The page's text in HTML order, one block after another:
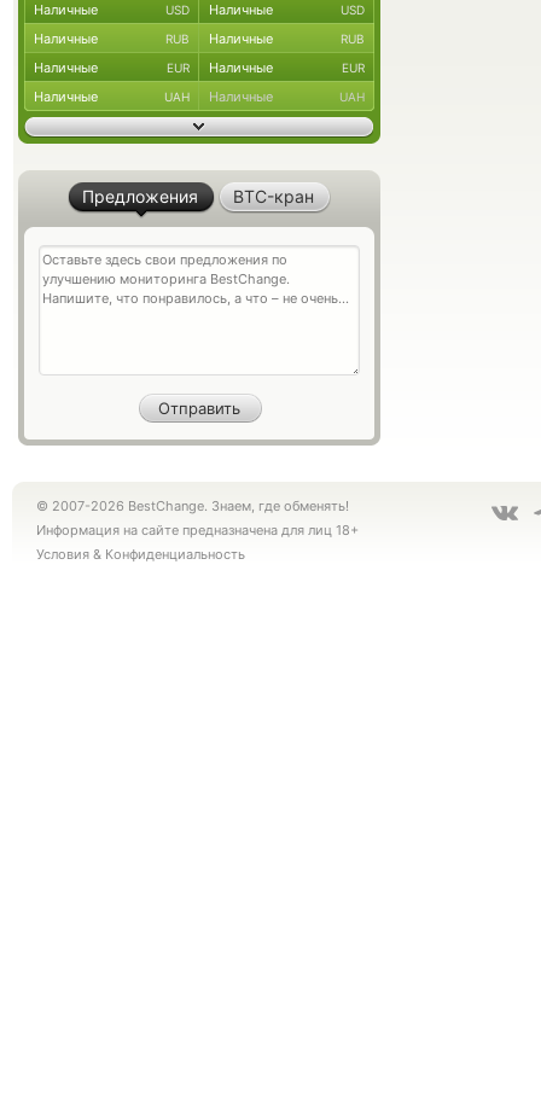
Наличные USD Наличные USD
Наличные RUB Наличные RUB
Наличные EUR Наличные EUR
Наличные UAH Наличные UAH
Предложения BTC-кран
© 2007-2026 BestChange. Знаем, где обменять!
Информация на сайте предназначена для лиц 18+
Условия & Конфиденциальность